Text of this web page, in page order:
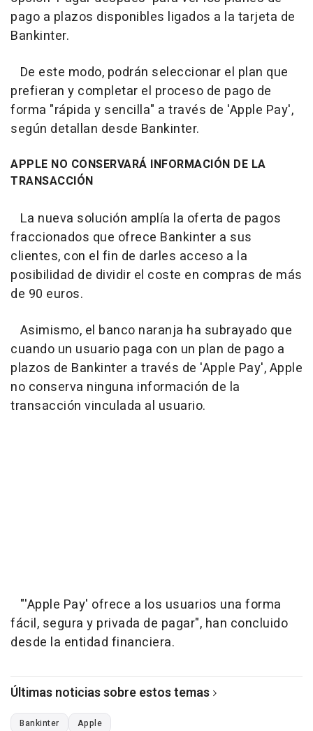
pago a plazos disponibles ligados a la tarjeta de
Bankinter.
De este modo, podrán seleccionar el plan que
prefieran y completar el proceso de pago de
forma "rápida y sencilla" a través de 'Apple Pay',
según detallan desde Bankinter.
APPLE NO CONSERVARÁ INFORMACIÓN DE LA
TRANSACCIÓN
La nueva solución amplía la oferta de pagos
fraccionados que ofrece Bankinter a sus
clientes, con el fin de darles acceso a la
posibilidad de dividir el coste en compras de más
de 90 euros.
Asimismo, el banco naranja ha subrayado que
cuando un usuario paga con un plan de pago a
plazos de Bankinter a través de 'Apple Pay', Apple
no conserva ninguna información de la
transacción vinculada al usuario.
"'Apple Pay' ofrece a los usuarios una forma
fácil, segura y privada de pagar", han concluido
desde la entidad financiera.
Últimas noticias sobre estos temas
Bankinter Apple